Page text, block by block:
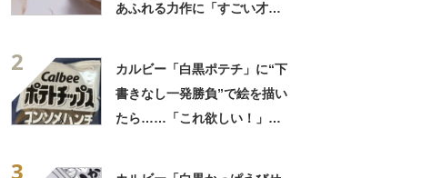
あふれる力作に「すごい才
2
カルビー「白黒ポテチ」に“下
書きなし一発勝負”で絵を描い
たら……「これ欲しい！」
3